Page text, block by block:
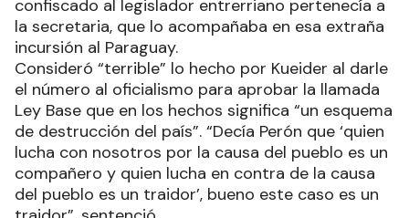
confiscado al legislador entrerriano pertenecía a
la secretaria, que lo acompañaba en esa extraña
incursión al Paraguay.
Consideró “terrible” lo hecho por Kueider al darle
el número al oficialismo para aprobar la llamada
Ley Base que en los hechos significa “un esquema
de destrucción del país”. “Decía Perón que ‘quien
lucha con nosotros por la causa del pueblo es un
compañero y quien lucha en contra de la causa
del pueblo es un traidor’, bueno este caso es un